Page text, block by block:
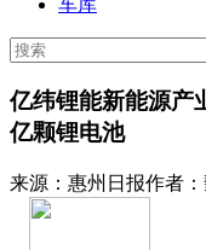
车库
亿纬锂能新能源产
亿颗锂电池
来源： 惠州日报作者：